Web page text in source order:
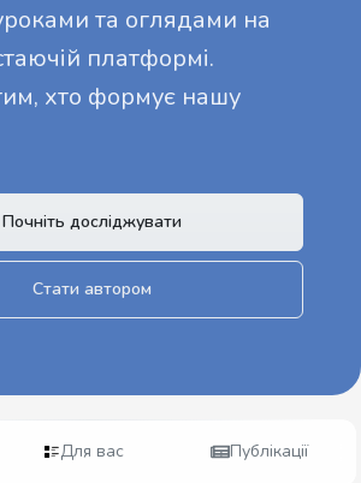
та оглядами на
платформі.
хто формує нашу
Почніть досліджувати
Стати автором
Для вас Публікації